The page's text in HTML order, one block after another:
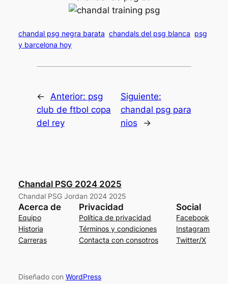
chandal psg negra barata chandals del psg blanca psg
y barcelona hoy
← Anterior: psg
club de ftbol copa
del rey
Siguiente:
chandal psg para
nios
→
Chandal PSG 2024 2025
Chandal PSG Jordan 2024 2025
Acerca de
Equipo
Historia
Carreras
Privacidad
Política de privacidad
Términos y condiciones
Contacta con consotros
Social
Facebook
Instagram
Twitter/X
Diseñado con WordPress